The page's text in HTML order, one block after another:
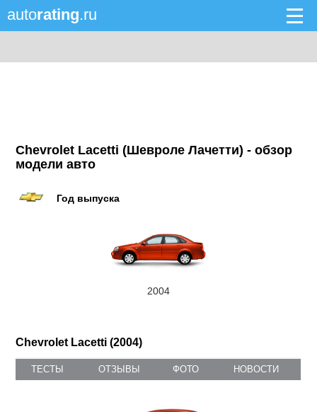
autorating.ru
Chevrolet Lacetti (Шевроле Лачетти) - обзор
модели авто
Год выпуска
2004
Chevrolet Lacetti (2004)
ТЕСТЫ ОТЗЫВЫ ФОТО НОВОСТИ